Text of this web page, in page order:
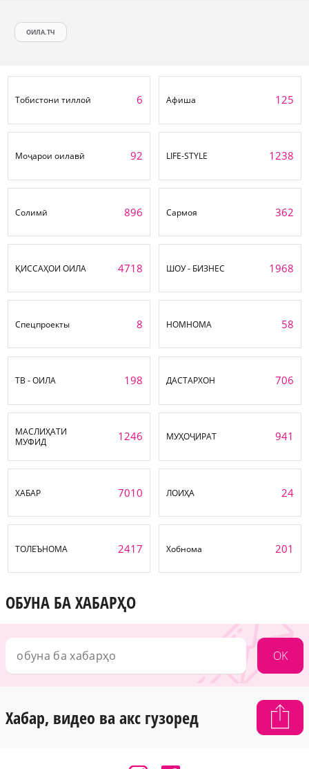
ОИЛА.ТЧ
Тобистони тиллоӣ 6 Афиша 125
Моҷарои оилавӣ 92 LIFE-STYLE 1238
Солимӣ 896 Сармоя 362
ҚИССАҲОИ ОИЛА 4718 ШОУ - БИЗНЕС 1968
Спецпроекты 8 НОМНОМА 58
ТВ - ОИЛА 198 ДАСТАРХОН 706
МАСЛИҲАТИ
МУФИД
1246 МУҲОҶИРАТ 941
ХАБАР 7010 ЛОИҲА 24
ТОЛЕЪНОМА 2417 Хобнома 201
ОБУНА БА ХАБАРҲО
OK
Хабар, видео ва акс гузоред